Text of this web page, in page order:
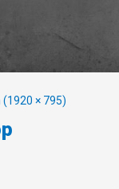
(1920 × 795)